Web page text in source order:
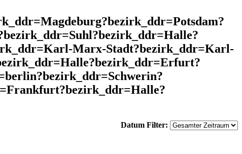
Marx-Stadt?bezirk_ddr=Karl-
Datum Filter: